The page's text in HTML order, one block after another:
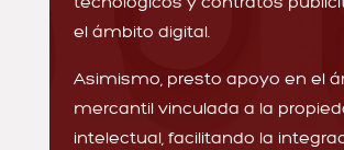
el ámbito digital.
Asimismo, presto apoyo en el
mercantil vinculada a la
intelectual, facilitando la